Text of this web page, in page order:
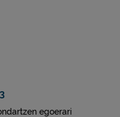
egoerari